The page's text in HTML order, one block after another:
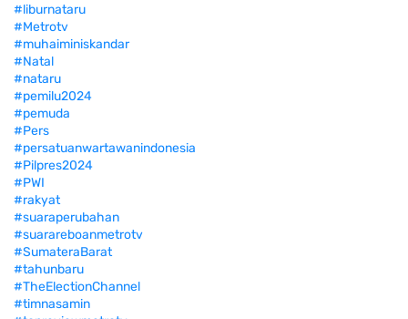
#liburnataru
#Metrotv
#muhaiminiskandar
#Natal
#nataru
#pemilu2024
#pemuda
#Pers
#persatuanwartawanindonesia
#Pilpres2024
#PWI
#rakyat
#suaraperubahan
#suarareboanmetrotv
#SumateraBarat
#tahunbaru
#TheElectionChannel
#timnasamin